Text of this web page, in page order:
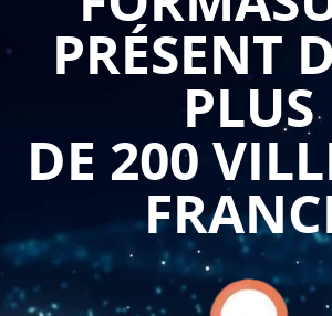
vendre leur entreprise. Cette opération
exigeante en termes de
négociation et de gestion des
prenantes. Une formation sur les
d'un fonds de commerce peut aider
acquérir les compétences suivantes :
Comprendre les principes
d'un fonds de commerce : Les
comprendre les principes
d'un fonds de commerce, y
juridiques, fiscaux et financiers.
PRÉSENT
PLUS
DE 200